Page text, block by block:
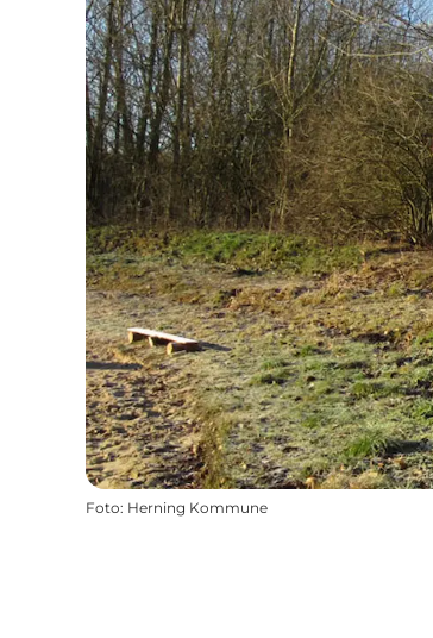
Foto: Herning Kommune